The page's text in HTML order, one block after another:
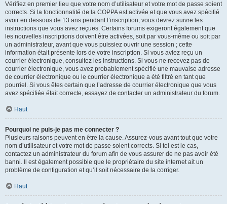
Vérifiez en premier lieu que votre nom d’utilisateur et votre mot de passe soient
corrects. Si la fonctionnalité de la COPPA est activée et que vous avez spécifié
avoir en dessous de 13 ans pendant l’inscription, vous devrez suivre les
instructions que vous avez reçues. Certains forums exigeront également que
les nouvelles inscriptions doivent être activées, soit par vous-même ou soit par
un administrateur, avant que vous puissiez ouvrir une session ; cette
information était présente lors de votre inscription. Si vous aviez reçu un
courrier électronique, consultez les instructions. Si vous ne recevez pas de
courrier électronique, vous avez probablement spécifié une mauvaise adresse
de courrier électronique ou le courrier électronique a été filtré en tant que
pourriel. Si vous êtes certain que l’adresse de courrier électronique que vous
avez spécifiée était correcte, essayez de contacter un administrateur du forum.
Haut
Pourquoi ne puis-je pas me connecter ?
Plusieurs raisons peuvent en être la cause. Assurez-vous avant tout que votre
nom d’utilisateur et votre mot de passe soient corrects. Si tel est le cas,
contactez un administrateur du forum afin de vous assurer de ne pas avoir été
banni. Il est également possible que le propriétaire du site internet ait un
problème de configuration et qu’il soit nécessaire de la corriger.
Haut